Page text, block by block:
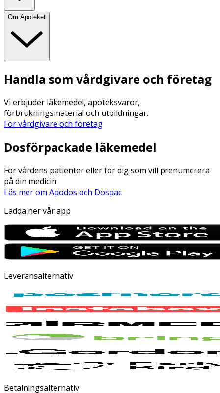
Om Apoteket
Handla som vårdgivare och företag
Vi erbjuder läkemedel, apoteksvaror,
förbrukningsmaterial och utbildningar.
För vårdgivare och företag
Dosförpackade läkemedel
För vårdens patienter eller för dig som vill prenumerera
på din medicin
Läs mer om Apodos och Dospac
Ladda ner vår app
Leveransalternativ
Betalningsalternativ